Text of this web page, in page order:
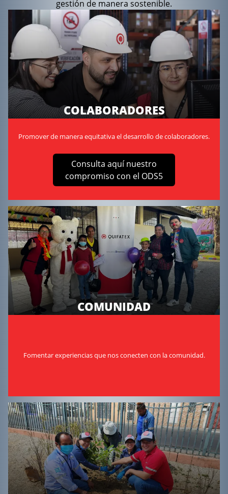
gestión de manera sostenible.
COLABORADORES
Promover de manera equitativa el desarrollo de colaboradores.
Consulta aquí nuestro
compromiso con el ODS5
COMUNIDAD
Fomentar experiencias que nos conecten con la comunidad.